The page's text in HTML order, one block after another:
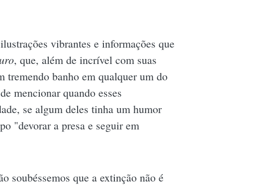
vibrantes e informações que
, que, além de incrível com suas
tremendo banho em qualquer um do
mencionar quando esses
se algum deles tinha um humor
"devorar a presa e seguir em
soubéssemos que a extinção não é